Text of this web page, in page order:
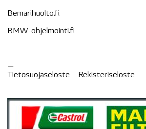
Bemarihuolto.fi
BMW-ohjelmointi.fi
—
Tietosuojaseloste – Rekisteriseloste